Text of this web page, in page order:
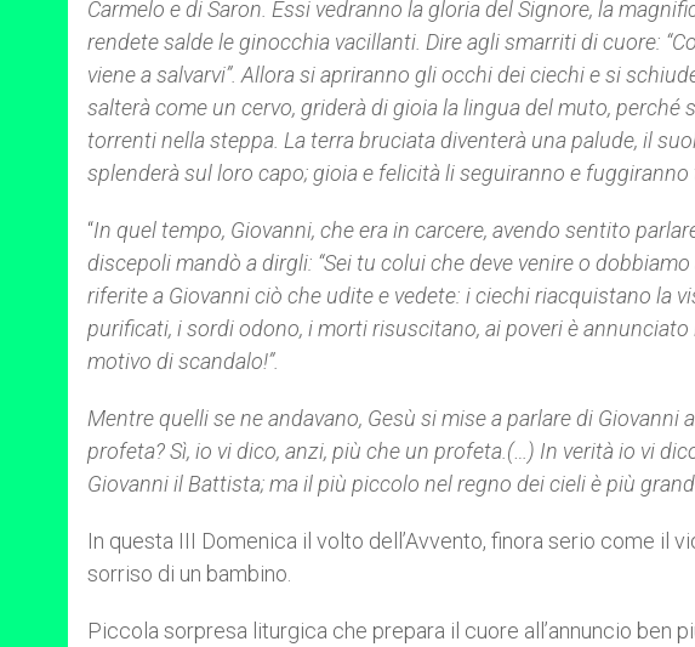
Carmelo e di Saron. Essi vedranno la gloria del Signore, la
rendete salde le ginocchia vacillanti. Dire agli smarriti di cuore:
viene a salvarvi”. Allora si apriranno gli occhi dei ciechi e si
salterà come un cervo, griderà di gioia la lingua del muto,
torrenti nella steppa. La terra bruciata diventerà una palude, il
splenderà sul loro capo; gioia e felicità li seguiranno e fuggiranno
“In quel tempo, Giovanni, che era in carcere, avendo sentito
discepoli mandò a dirgli: “Sei tu colui che deve venire o
riferite a Giovanni ciò che udite e vedete: i ciechi riacquistano la
purificati, i sordi odono, i morti risuscitano, ai poveri è
motivo di scandalo!”.
Mentre quelli se ne andavano, Gesù si mise a parlare di Giovanni
profeta? Sì, io vi dico, anzi, più che un profeta.(…) In verità io vi
Giovanni il Battista; ma il più piccolo nel regno dei cieli è più
In questa III Domenica il volto dell’Avvento, finora serio come il
sorriso di un bambino.
Piccola sorpresa liturgica che prepara il cuore all’annuncio ben